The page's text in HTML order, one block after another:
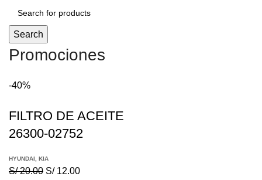
Search
Promociones
-40%
FILTRO DE ACEITE
26300-02752
HYUNDAI KIA
S/20.00 S/12.00